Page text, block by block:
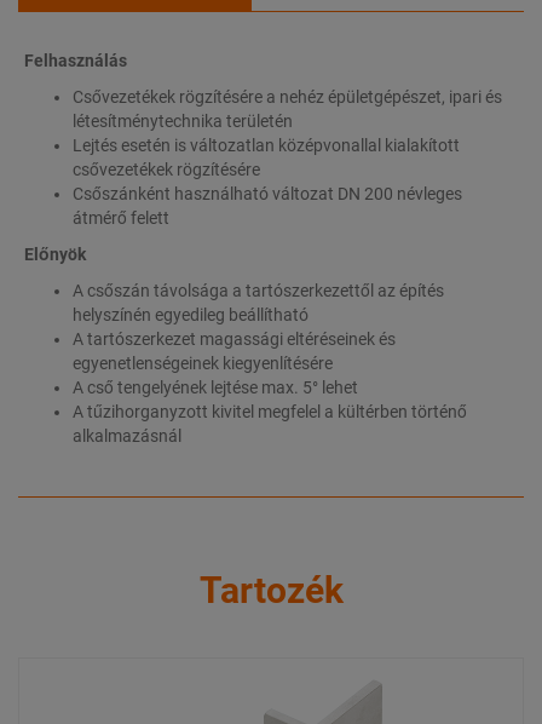
Felhasználás
Csővezetékek rögzítésére a nehéz épületgépészet, ipari és
létesítménytechnika területén
Lejtés esetén is változatlan középvonallal kialakított
csővezetékek rögzítésére
Csőszánként használható változat DN 200 névleges
átmérő felett
Előnyök
A csőszán távolsága a tartószerkezettől az építés
helyszínén egyedileg beállítható
A tartószerkezet magassági eltéréseinek és
egyenetlenségeinek kiegyenlítésére
A cső tengelyének lejtése max. 5° lehet
A tűzihorganyzott kivitel megfelel a kültérben történő
alkalmazásnál
Tartozék